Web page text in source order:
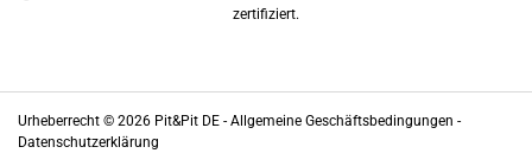
zertifiziert.
Urheberrecht © 2026 Pit&Pit DE - Allgemeine Geschäftsbedingungen -
Datenschutzerklärung